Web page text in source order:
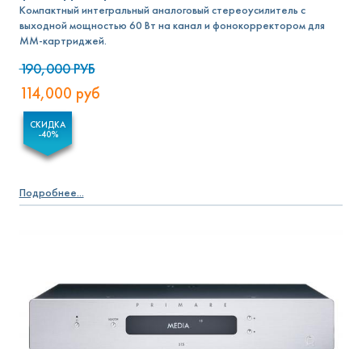
Компактный интегральный аналоговый стереоусилитель с
выходной мощностью 60 Вт на канал и фонокорректором для
MM-картриджей.
190,000РУБ
114,000 руб
СКИДКА
-40%
Подробнее...